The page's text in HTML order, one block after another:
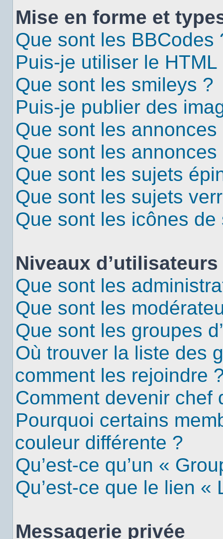
Mise en forme et
Que sont les BBCodes
Puis-je utiliser le HTML
Que sont les smileys ?
Puis-je publier des
Que sont les
Que sont les annonces
Que sont les sujets
Que sont les sujets
Que sont les icônes de
Niveaux
Que sont les
Que sont les
Que sont les groupes
Où trouver la liste des
comment les rejoindre
Comment devenir chef
Pourquoi certains
couleur différente ?
Qu’est-ce qu’un «
Qu’est-ce que le lien «
Messagerie privée